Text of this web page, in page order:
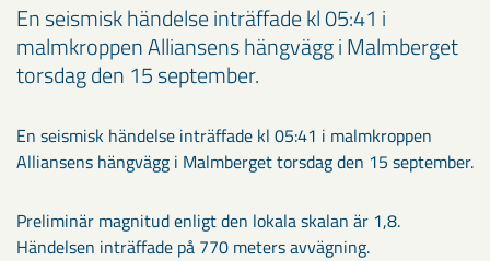
En seismisk händelse inträffade kl 05:41 i
malmkroppen Alliansens hängvägg i Malmberget
torsdag den 15 september.
En seismisk händelse inträffade kl 05:41 i malmkroppen
Alliansens hängvägg i Malmberget torsdag den 15 september.
Preliminär magnitud enligt den lokala skalan är 1,8.
Händelsen inträffade på 770 meters avvägning.